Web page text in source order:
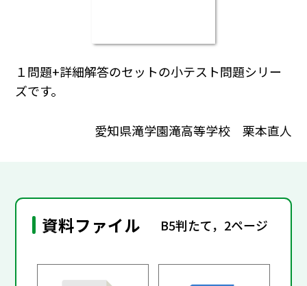
１問題+詳細解答のセットの小テスト問題シリー
ズです。
愛知県滝学園滝高等学校 栗本直人
資料ファイル B5判たて，2ページ